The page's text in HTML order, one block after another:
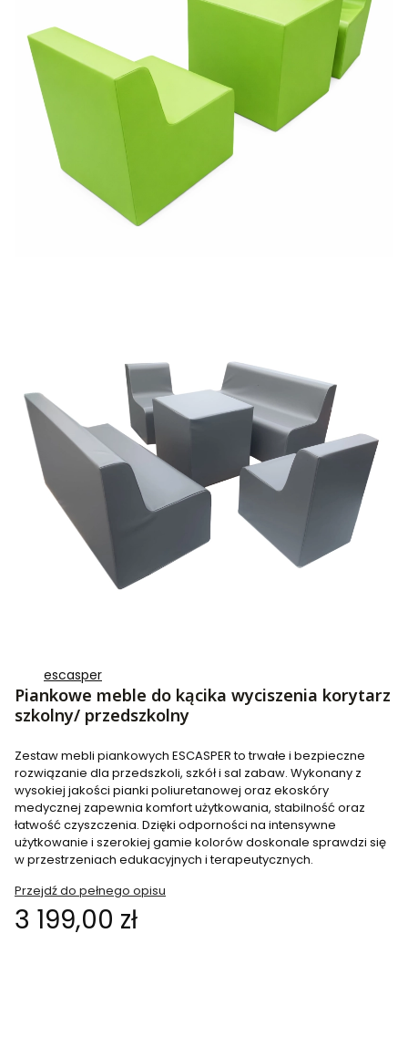
escasper
Piankowe meble do kącika wyciszenia korytarz
szkolny/ przedszkolny
Zestaw mebli piankowych ESCASPER to trwałe i bezpieczne
rozwiązanie dla przedszkoli, szkół i sal zabaw. Wykonany z
wysokiej jakości pianki poliuretanowej oraz ekoskóry
medycznej zapewnia komfort użytkowania, stabilność oraz
łatwość czyszczenia. Dzięki odporności na intensywne
użytkowanie i szerokiej gamie kolorów doskonale sprawdzi się
w przestrzeniach edukacyjnych i terapeutycznych.
Przejdź do pełnego opisu
Cena
3 199,00 zł